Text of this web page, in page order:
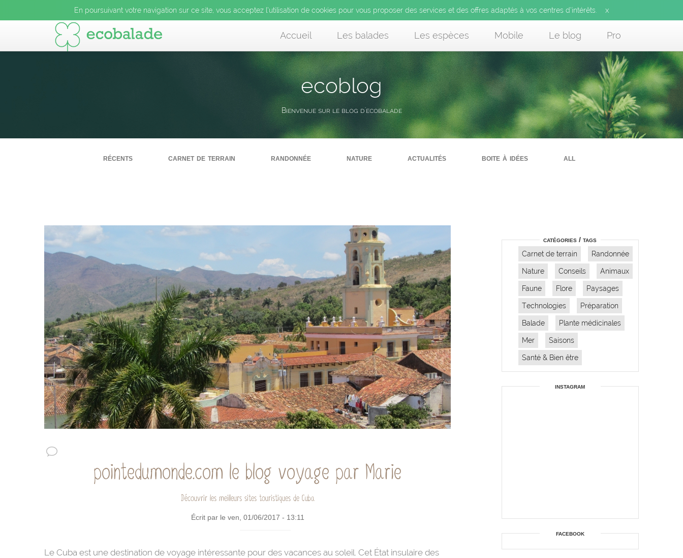
En poursuivant votre navigation sur ce site, vous acceptez l’utilisation de cookies pour vous proposer des services et des offres adaptés à vos centres d’intérêts. x
Accueil Les balades Les espèces Mobile Le blog Pro
ecoblog
Bienvenue sur le blog d'ecobalade
récents carnet de terrain randonnée nature actualités boite à idées all
pointedumonde.com le blog voyage par Marie
Découvrir les meilleurs sites touristiques de Cuba
Écrit par le ven, 01/06/2017 - 13:11
Le Cuba est une destination de voyage intéressante pour des vacances au soleil. Cet État insulaire des
catégories / tags
Carnet de terrain
Randonnée
Nature Conseils Animaux
Faune Flore Paysages
Technologies Préparation
Balade Plante médicinales
Mer Saisons
Santé & Bien être
instagram
facebook